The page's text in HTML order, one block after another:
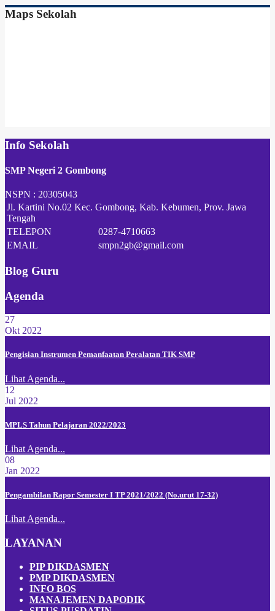
Maps Sekolah
Info Sekolah
SMP Negeri 2 Gombong
NSPN : 20305043
Jl. Kartini No.02 Kec. Gombong, Kab. Kebumen, Prov. Jawa
Tengah
TELEPON
0287-4710663
EMAIL
smpn2gb@gmail.com
Blog Guru
Agenda
27
Okt 2022
Pengisian Instrumen Pemanfaatan Peralatan TIK SMP
Lihat Agenda...
12
Jul 2022
MPLS Tahun Pelajaran 2022/2023
Lihat Agenda...
08
Jan 2022
Pengambilan Rapor Semester I TP 2021/2022 (No.urut 17-32)
Lihat Agenda...
LAYANAN
PIP DIKDASMEN
PMP DIKDASMEN
INFO BOS
MANAJEMEN DAPODIK